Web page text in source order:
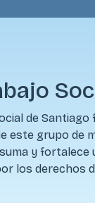
de
este grupo de
y
los derechos